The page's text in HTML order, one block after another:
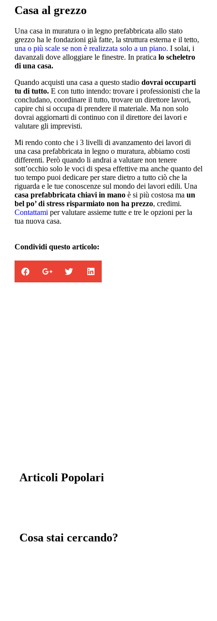
Casa al grezzo
Una casa in muratura o in legno prefabbricata allo stato
grezzo ha le fondazioni già fatte, la struttura esterna e il tetto,
una o più scale se non è realizzata solo a un piano. I solai, i
davanzali dove alloggiare le finestre. In pratica lo scheletro
di una casa.
Quando acquisti una casa a questo stadio dovrai occuparti
tu di tutto. E con tutto intendo: trovare i professionisti che la
concludano, coordinare il tutto, trovare un direttore lavori,
capire chi si occupa di prendere il materiale. Ma non solo
dovrai aggiornarti di continuo con il direttore dei lavori e
valutare gli imprevisti.
Mi rendo conto che i 3 livelli di avanzamento dei lavori di
una casa prefabbricata in legno o muratura, abbiamo costi
differenti. Però quando li andrai a valutare non tenere
sott’occhio solo le voci di spesa effettive ma anche quanto del
tuo tempo puoi dedicare per stare dietro a tutto ciò che la
riguarda e le tue conoscenze sul mondo dei lavori edili. Una
casa prefabbricata chiavi in mano è si più costosa ma un
bel po’ di stress risparmiato non ha prezzo, credimi.
Contattami per valutare assieme tutte e tre le opzioni per la
tua nuova casa.
Condividi questo articolo:
Articoli Popolari
Cosa stai cercando?